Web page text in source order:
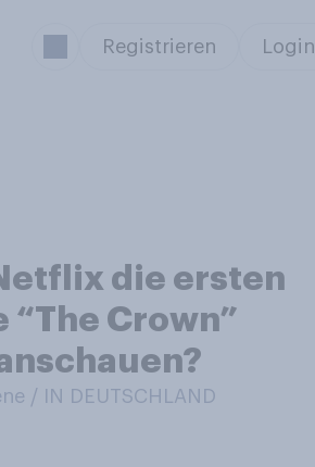
Registrieren Login
die ersten
Crown”
/ IN DEUTSCHLAND